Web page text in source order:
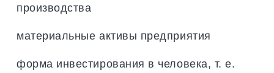
производства
материальные активы предприятия
форма инвестирования в человека, т. е.